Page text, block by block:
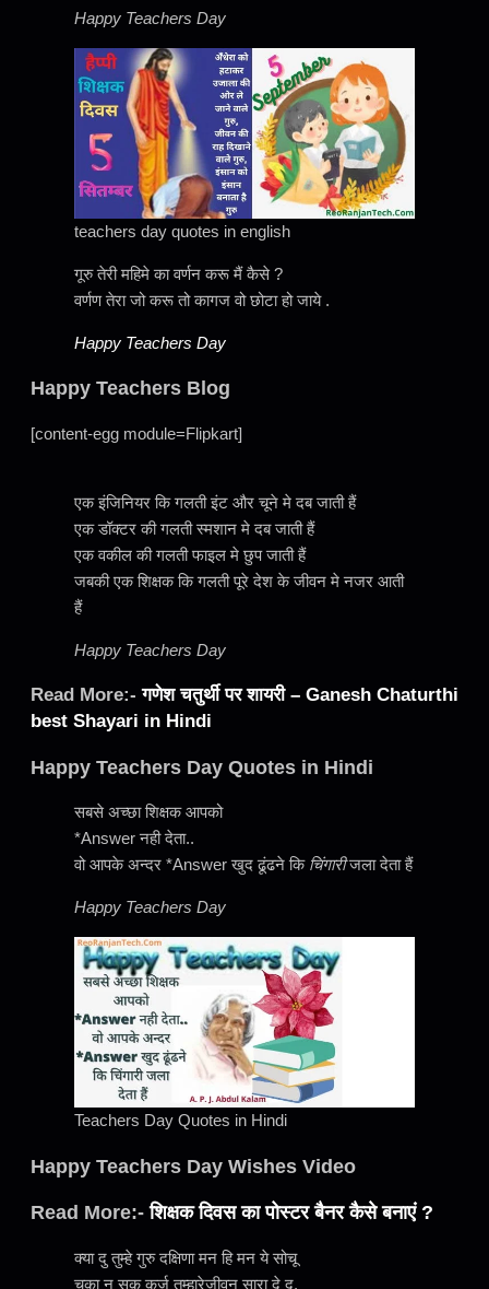
Happy Teachers Day
teachers day quotes in english
गूरु तेरी महिमे का वर्णन करू मैं कैसे ?
वर्णण तेरा जो करू तो कागज वो छोटा हो जाये .
Happy Teachers Day
Happy Teachers Blog
[content-egg module=Flipkart]
एक इंजिनियर कि गलती इंट और चूने मे दब जाती हैं
एक डॉक्टर की गलती स्मशान मे दब जाती हैं
एक वकील की गलती फाइल मे छुप जाती हैं
जबकी एक शिक्षक कि गलती पूरे देश के जीवन मे नजर आती
हैं
Happy Teachers Day
Read More:-गणेश चतुर्थी पर शायरी – Ganesh Chaturthi
best Shayari in Hindi
Happy Teachers Day Quotes in Hindi
सबसे अच्छा शिक्षक आपको
*Answer नही देता..
वो आपके अन्दर *Answer खुद ढूंढने कि चिंगारीजला देता हैं
Happy Teachers Day
Teachers Day Quotes in Hindi
Happy Teachers Day Wishes Video
Read More:-शिक्षक दिवस का पोस्टर बैनर कैसे बनाएं ?
क्या दु तुम्हे गुरु दक्षिणा मन हि मन ये सोचू
चुका न सकू कर्ज तुम्हारेजीवन सारा दे दु.